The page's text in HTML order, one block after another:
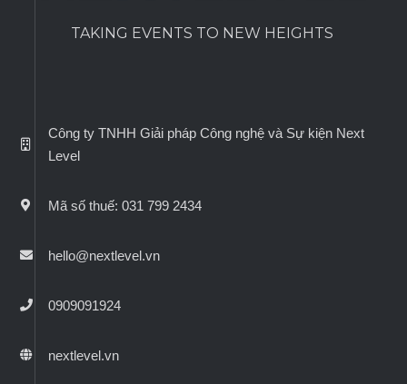
TAKING EVENTS TO NEW HEIGHTS
Công ty TNHH Giải pháp Công nghệ và Sự kiện Next
Level
Mã số thuế: 031 799 2434
hello@nextlevel.vn
0909091924
nextlevel.vn